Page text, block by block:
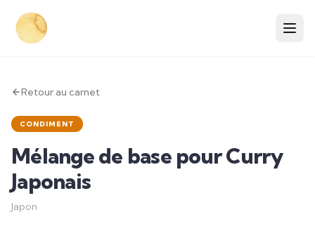
Retour au carnet
CONDIMENT
Mélange de base pour Curry
Japonais
Japon